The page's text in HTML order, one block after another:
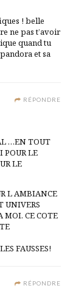
! belle
ne pas t’avoir
quand tu
et sa
RÉPONDRE
…EN TOUT
POUR LE
LE
L AMBIANCE
UNIVERS
MOI. CE COTE
FAUSSES!
RÉPONDRE